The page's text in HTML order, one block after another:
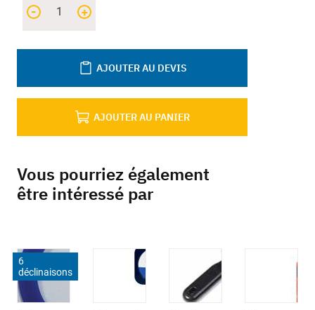
+
-
AJOUTER AU PANIER
AJOUTER AU DEVIS
Vous pourriez également
être intéressé par
6
déclinaisons